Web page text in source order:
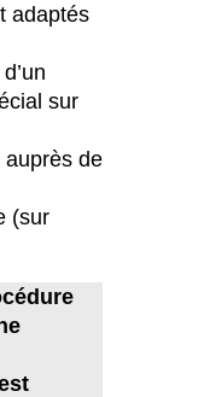
adaptés
sur
de
(sur